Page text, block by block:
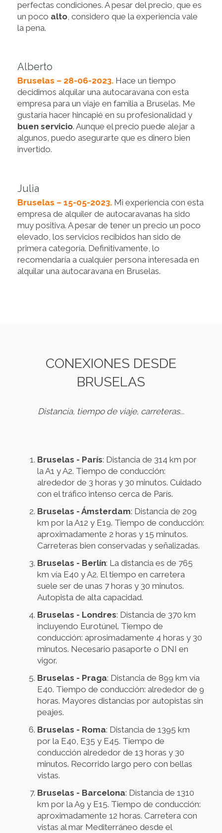
perfectas condiciones. A pesar del precio, que es
un poco alto , considero que la experiencia vale
la pena.
Alberto
Bruselas – 28-06-2023. Hace un tiempo
decidimos alquilar una autocaravana con esta
empresa para un viaje en familia a Bruselas. Me
gustaría hacer hincapié en su profesionalidad y
buen servicio. Aunque el precio puede alejar a
algunos, puedo asegurarte que es dinero bien
invertido.
Julia
Bruselas – 15-05-2023. Mi experiencia con esta
empresa de alquiler de autocaravanas ha sido
muy positiva. A pesar de tener un precio un poco
elevado, los servicios recibidos han sido de
primera categoría. Definitivamente, lo
recomendaría a cualquier persona interesada en
alquilar una autocaravana en Bruselas.
CONEXIONES DESDE
BRUSELAS
Distancia, tiempo de viaje, carreteras...
Bruselas - París: Distancia de 314 km por
la A1 y A2. Tiempo de conducción:
alrededor de 3 horas y 30 minutos. Cuidado
con el tráfico intenso cerca de París.
Bruselas - Ámsterdam: Distancia de 209
km por la A12 y E19. Tiempo de conducción:
aproximadamente 2 horas y 15 minutos.
Carreteras bien conservadas y señalizadas.
Bruselas - Berlín: La distancia es de 765
km vía E40 y A2. El tiempo en carretera
suele ser de unas 7 horas y 30 minutos.
Autopista de alta capacidad.
Bruselas - Londres: Distancia de 370 km
incluyendo Eurotúnel. Tiempo de
conducción: aprosimadamente 4 horas y 30
minutos. Necesario pasaporte o DNI en
vigor.
Bruselas - Praga: Distancia de 899 km vía
E40. Tiempo de conducción: alrededor de 9
horas. Mayores distancias por autopistas sin
peajes.
Bruselas - Roma: Distancia de 1395 km
por la E40, E35 y E45. Tiempo de
conducción alrededor de 13 horas y 30
minutos. Recorrido largo pero con bellas
vistas.
Bruselas - Barcelona: Distancia de 1310
km por la A9 y E15. Tiempo de conducción:
aproximadamente 12 horas. Carretera con
vistas al mar Mediterráneo desde el